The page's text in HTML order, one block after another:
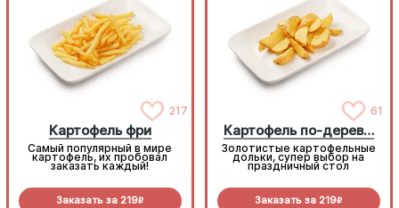
217
Картофель фри
Самый популярный в мире
картофель, их пробовал
заказать каждый!
Заказать за 219R
61
Картофель по-деревенски
Золотистые картофельные
дольки, супер выбор на
праздничный стол
Заказать за 219R